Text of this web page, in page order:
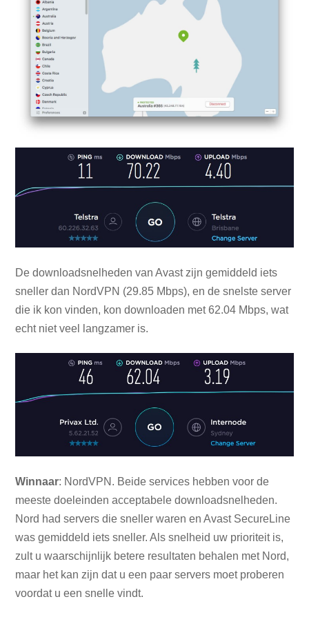
De downloadsnelheden van Avast zijn gemiddeld iets
sneller dan NordVPN (29.85 Mbps), en de snelste server
die ik kon vinden, kon downloaden met 62.04 Mbps, wat
echt niet veel langzamer is.
Winnaar: NordVPN. Beide services hebben voor de
meeste doeleinden acceptabele downloadsnelheden.
Nord had servers die sneller waren en Avast SecureLine
was gemiddeld iets sneller. Als snelheid uw prioriteit is,
zult u waarschijnlijk betere resultaten behalen met Nord,
maar het kan zijn dat u een paar servers moet proberen
voordat u een snelle vindt.